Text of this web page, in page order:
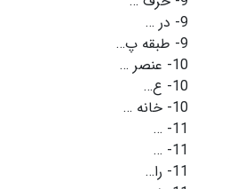
9- در …
9- طبقه پ…
10- عنصر …
10- ع…
10- خانه …
11-
…
11-
…
11- را…